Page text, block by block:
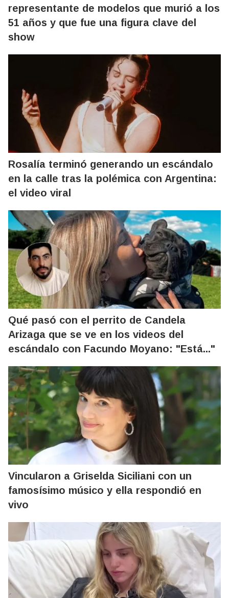
representante de modelos que murió a los
51 años y que fue una figura clave del
show
Rosalía terminó generando un escándalo
en la calle tras la polémica con Argentina:
el video viral
Qué pasó con el perrito de Candela
Arizaga que se ve en los videos del
escándalo con Facundo Moyano: "Está..."
Vincularon a Griselda Siciliani con un
famosísimo músico y ella respondió en
vivo